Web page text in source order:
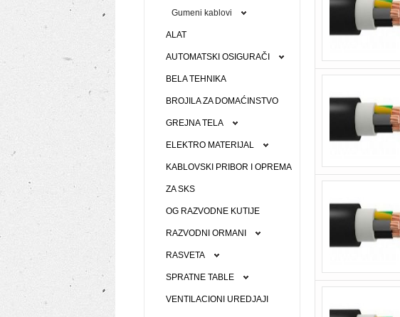
Gumeni kablovi
ALAT
AUTOMATSKI OSIGURAČI
BELA TEHNIKA
BROJILA ZA DOMAĆINSTVO
GREJNA TELA
ELEKTRO MATERIJAL
KABLOVSKI PRIBOR I OPREMA
ZA SKS
OG RAZVODNE KUTIJE
RAZVODNI ORMANI
RASVETA
SPRATNE TABLE
VENTILACIONI UREDJAJI